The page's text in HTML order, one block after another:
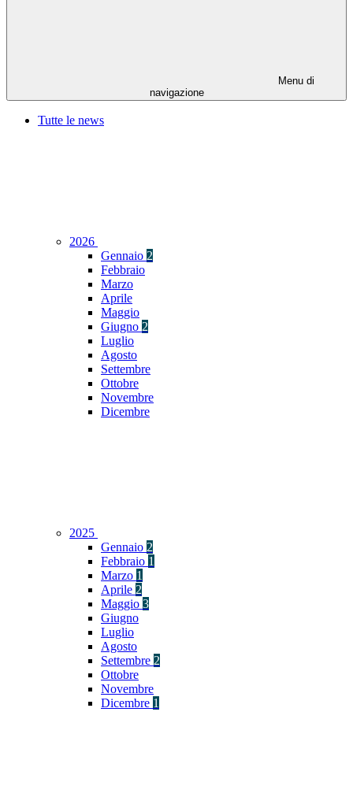
Menu di
navigazione
Tutte le news
2026
Gennaio 2
Febbraio
Marzo
Aprile
Maggio
Giugno 2
Luglio
Agosto
Settembre
Ottobre
Novembre
Dicembre
2025
Gennaio 2
Febbraio 1
Marzo 1
Aprile 2
Maggio 3
Giugno
Luglio
Agosto
Settembre 2
Ottobre
Novembre
Dicembre 1